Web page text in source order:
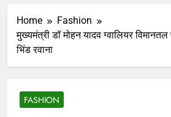
Home
Fashion
मुख्यमंत्री डॉ मोहन यादव ग्वालियर विमानतल
भिंड रवाना
FASHION